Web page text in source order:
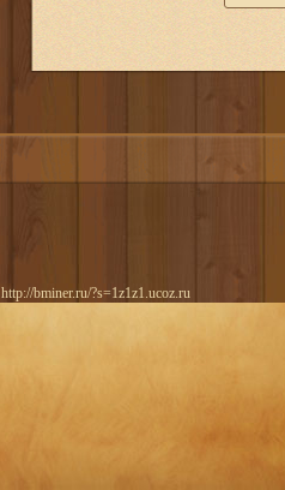
http://bminer.ru/?s=1z1z1.ucoz.ru